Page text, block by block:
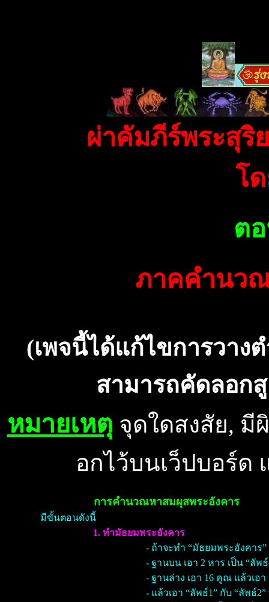
ผ่าคัมภีร์พระสุริ
โ
ต
ภาคคำนว
(เพจนี้ได้แก้ไขการวาง
สามารถคัดลอก
หมายเหต จุดใดสงสัย, มี
อกไว้บนเว็ปบอร์ด
การคำนวณหาสมผุสพระอังคาร
มีขั้นตอนดังนี้
1. ทำมัธยมพระอังคาร
- ถ้าจะทำ “มัธยมพระอังคาร
- ฐานบน เอา 2 หาร เป็น “ลัพ
- ฐานล่าง เอา 16 คูณ แล้วเอา
- แล้วเอา “ลัพธ์1” กับ “ลัพธ์